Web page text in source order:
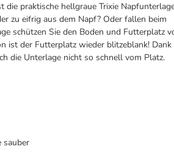
die praktische hellgraue Trixie
zu eifrig aus dem Napf? Oder fallen beim
schützen Sie den Boden und Futterplatz
ist der Futterplatz wieder blitzeblank! Dank
die Unterlage nicht so schnell vom Platz.
sauber